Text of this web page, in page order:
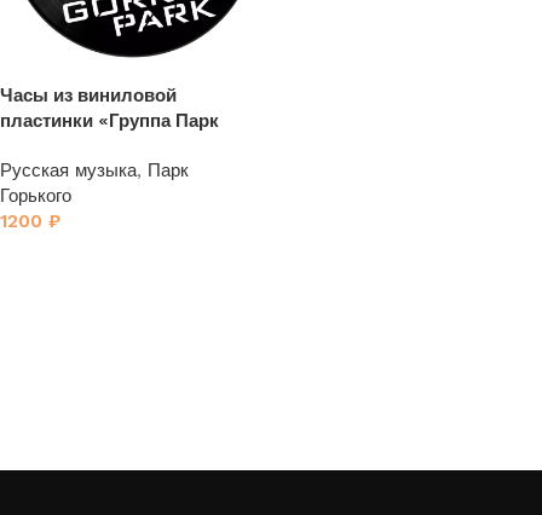
Часы из виниловой
пластинки «Группа Парк
Русская музыка, Парк
Горького
1200 ₽